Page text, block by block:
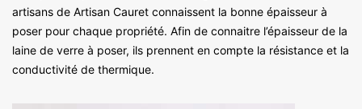
artisans de Artisan Cauret connaissent la bonne épaisseur à
poser pour chaque propriété. Afin de connaitre l’épaisseur de la
laine de verre à poser, ils prennent en compte la résistance et la
conductivité de thermique.